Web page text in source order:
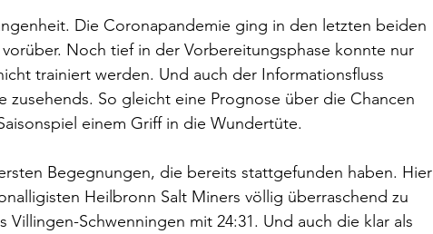
Die Coronapandemie ging in den letzten beiden
Noch tief in der Vorbereitungsphase konnte nur
trainiert werden. Und auch der Informationsfluss
zusehends. So gleicht eine Prognose über die Chancen
einem Griff in die Wundertüte.
Begegnungen, die bereits stattgefunden haben. Hier
Heilbronn Salt Miners völlig überraschend zu
Villingen-Schwenningen mit 24:31. Und auch die klar als